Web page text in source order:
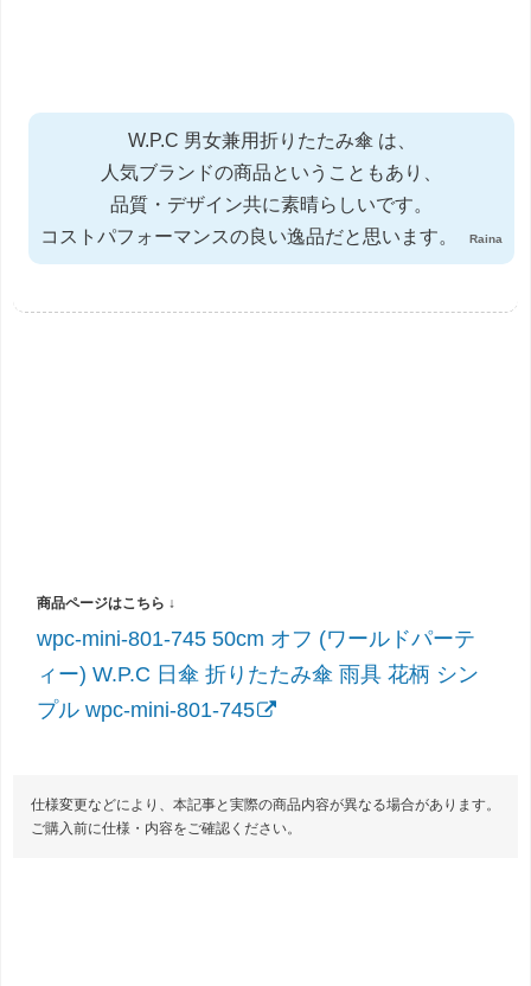
W.P.C 男女兼用折りたたみ傘 は、
人気ブランドの商品ということもあり、
品質・デザイン共に素晴らしいです。
コストパフォーマンスの良い逸品だと思います。
Raina
wpc-mini-801-745 50cm オフ (ワールドパーテ
ィー) W.P.C 日傘 折りたたみ傘 雨具 花柄 シン
プル wpc-mini-801-745
仕様変更などにより、本記事と実際の商品内容が異なる場合があります。
ご購入前に仕様・内容をご確認ください。